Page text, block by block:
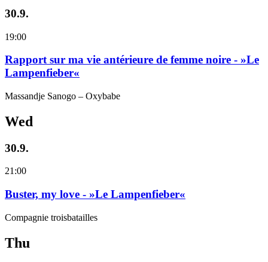
30.9.
19:00
Rapport sur ma vie antérieure de femme noire - »Le
Lampenfieber«
Massandje Sanogo – Oxybabe
Wed
30.9.
21:00
Buster, my love - »Le Lampenfieber«
Compagnie troisbatailles
Thu